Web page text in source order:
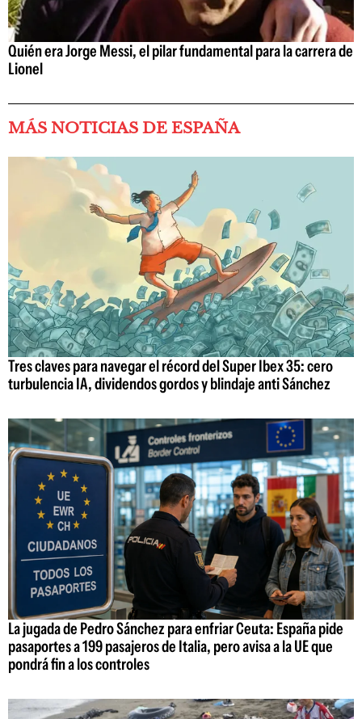
Quién era Jorge Messi, el pilar fundamental para la carrera de
Lionel
MÁS NOTICIAS DE ESPAÑA
Tres claves para navegar el récord del Super Ibex 35: cero
turbulencia IA, dividendos gordos y blindaje anti Sánchez
La jugada de Pedro Sánchez para enfriar Ceuta: España pide
pasaportes a 199 pasajeros de Italia, pero avisa a la UE que
pondrá fin a los controles